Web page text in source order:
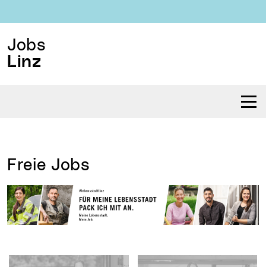
Jobs
Linz
Freie Jobs